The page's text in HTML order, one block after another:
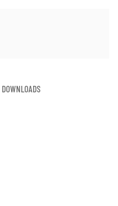
DOWNLOADS